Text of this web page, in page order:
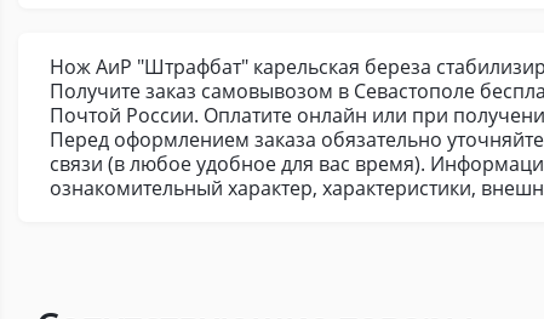
Нож АиР "Штрафбат" карельская береза
Получите заказ самовывозом в Севастополе
Почтой России. Оплатите онлайн или при
Перед оформлением заказа обязательно
связи (в любое удобное для вас время).
ознакомительный характер, характеристики,